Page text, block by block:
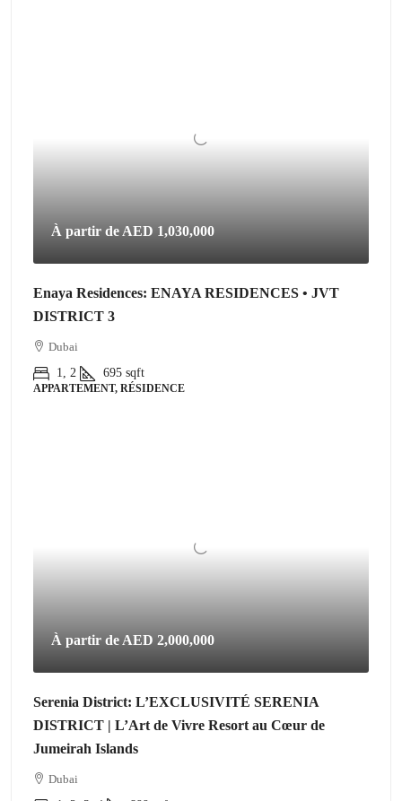
À partir de AED 1,030,000
Enaya Residences: ENAYA RESIDENCES • JVT
DISTRICT 3
Dubai
1, 2
695 sqft
APPARTEMENT, RÉSIDENCE
À partir de AED 2,000,000
Serenia District: L’EXCLUSIVITÉ SERENIA
DISTRICT | L’Art de Vivre Resort au Cœur de
Jumeirah Islands
Dubai